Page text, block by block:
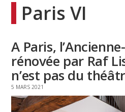
Paris VI
A Paris,
rénovée par Raf
n’est pas du
5 MARS 2021